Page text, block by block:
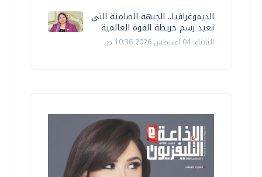
الديموغرافيا.. الجبهة الصامتة التي
تعيد رسم خريطة القوة العالمية
الثلاثاء، 04 اغسطس 2026 10:36 ص